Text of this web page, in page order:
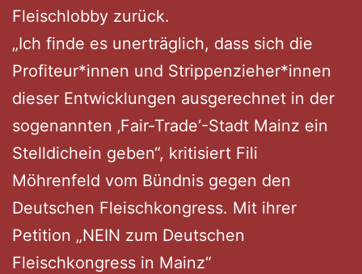
Fleischlobby zurück.
„Ich finde es unerträglich, dass sich die
Profiteur*innen und Strippenzieher*innen
dieser Entwicklungen ausgerechnet in der
sogenannten ‚Fair-Trade‘-Stadt Mainz ein
Stelldichein geben“, kritisiert Fili
Möhrenfeld vom Bündnis gegen den
Deutschen Fleischkongress. Mit ihrer
Petition „NEIN zum Deutschen
Fleischkongress in Mainz“